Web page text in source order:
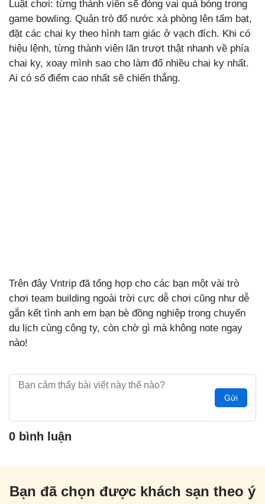
Luật chơi: từng thành viên sẽ đóng vai quả bóng trong
game bowling. Quản trò đổ nước xà phòng lên tấm bạt,
đặt các chai ky theo hình tam giác ở vạch đích. Khi có
hiệu lệnh, từng thành viên lăn trượt thật nhanh về phía
chai ky, xoay mình sao cho làm đổ nhiều chai ky nhất.
Ai có số điểm cao nhất sẽ chiến thắng.
Trên đây Vntrip đã tổng hợp cho các bạn một vài trò
chơi team building ngoài trời cực dễ chơi cũng như dễ
gắn kết tình anh em bạn bè đồng nghiệp trong chuyến
du lịch cùng công ty, còn chờ gì mà không note ngay
nào!
Gửi
0 bình luận
Bạn đã chọn được khách sạn theo ý